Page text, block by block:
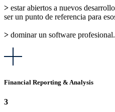
> estar abiertos a nuevos
ser un punto de referencia para
> dominar un software profesional.
Financial Reporting & Analysis
3